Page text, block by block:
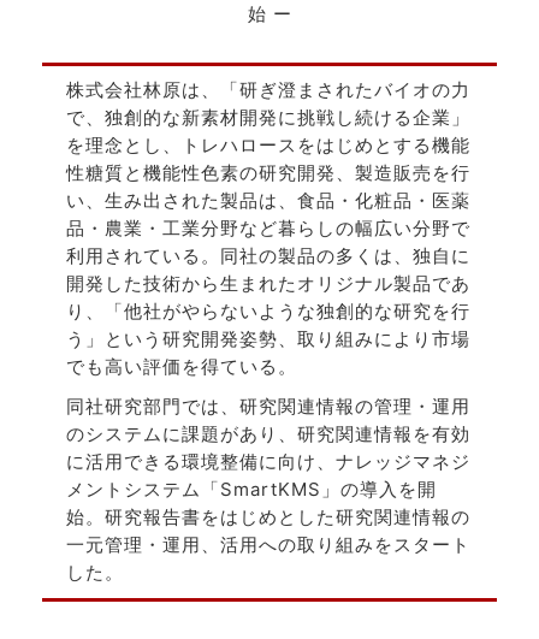
始 ー
株式会社林原は、「研ぎ澄まされたバイオの力
で、独創的な新素材開発に挑戦し続ける企業」
を理念とし、トレハロースをはじめとする機能
性糖質と機能性色素の研究開発、製造販売を行
い、生み出された製品は、食品・化粧品・医薬
品・農業・工業分野など暮らしの幅広い分野で
利用されている。同社の製品の多くは、独自に
開発した技術から生まれたオリジナル製品であ
り、「他社がやらないような独創的な研究を行
う」という研究開発姿勢、取り組みにより市場
でも高い評価を得ている。
同社研究部門では、研究関連情報の管理・運用
のシステムに課題があり、研究関連情報を有効
に活用できる環境整備に向け、ナレッジマネジ
メントシステム「SmartKMS」の導入を開
始。研究報告書をはじめとした研究関連情報の
一元管理・運用、活用への取り組みをスタート
した。